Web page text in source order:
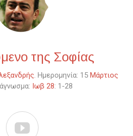
της Σοφίας
. Ημερομηνία: 15 Μάρτιος
Ιωβ 28: 1-28
